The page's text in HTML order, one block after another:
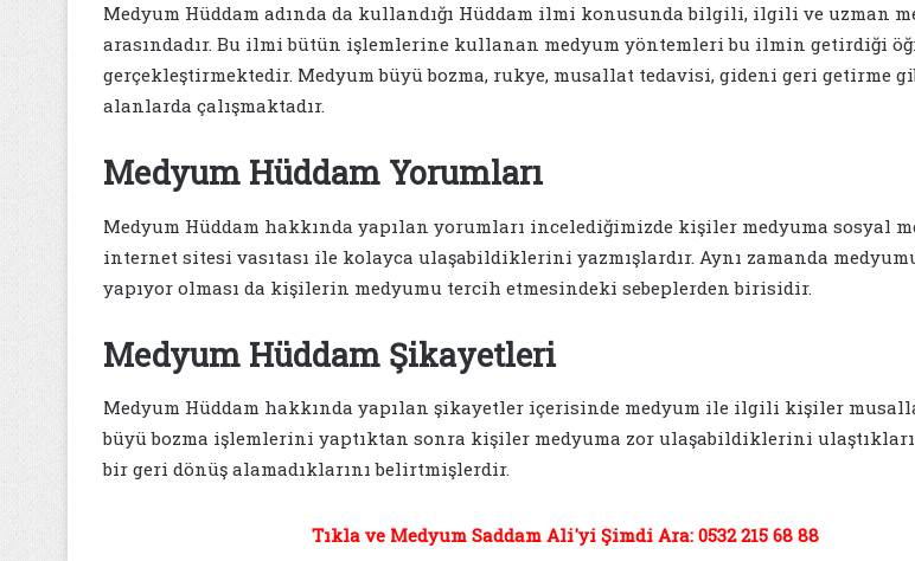
Medyum Hüddam adında da kullandığı Hüddam ilmi konusunda bilgili, ilgili ve uzman
arasındadır. Bu ilmi bütün işlemlerine kullanan medyum yöntemleri bu ilmin getirdiği
gerçekleştirmektedir. Medyum büyü bozma, rukye, musallat tedavisi, gideni geri getirme
alanlarda çalışmaktadır.
Medyum Hüddam Yorumları
Medyum Hüddam hakkında yapılan yorumları incelediğimizde kişiler medyuma sosyal
internet sitesi vasıtası ile kolayca ulaşabildiklerini yazmışlardır. Aynı zamanda
yapıyor olması da kişilerin medyumu tercih etmesindeki sebeplerden birisidir.
Medyum Hüddam Şikayetleri
Medyum Hüddam hakkında yapılan şikayetler içerisinde medyum ile ilgili kişiler
büyü bozma işlemlerini yaptıktan sonra kişiler medyuma zor ulaşabildiklerini
bir geri dönüş alamadıklarını belirtmişlerdir.
Tıkla ve Medyum Saddam Ali'yi Şimdi Ara: 0532 215 68 88